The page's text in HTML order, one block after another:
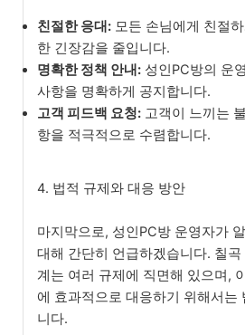
친절한 응대: 모든 손님에게 친절
한 긴장감을 줄입니다.
명확한 정책 안내: 성인PC방의 운
사항을 명확하게 공지합니다.
고객 피드백 요청: 고객이 느끼는
항을 적극적으로 수렴합니다.
4. 법적 규제와 대응 방안
마지막으로, 성인PC방 운영자가
대해 간단히 언급하겠습니다. 칠
계는 여러 규제에 직면해 있으며,
에 효과적으로 대응하기 위해서는
니다.